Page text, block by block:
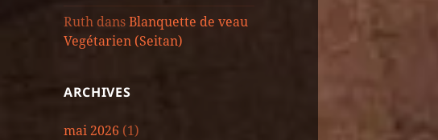
Ruth dansBlanquette de veau
Vegétarien (Seitan)
ARCHIVES
mai 2026 (1)